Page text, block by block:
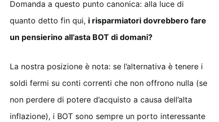
Domanda a questo punto canonica: alla luce di
quanto detto fin qui, i risparmiatori dovrebbero fare
un pensierino all’asta BOT di domani?
La nostra posizione è nota: se l’alternativa è tenere i
soldi fermi su conti correnti che non offrono nulla (se
non perdere di potere d’acquisto a causa dell’alta
inflazione), i BOT sono sempre un porto interessante